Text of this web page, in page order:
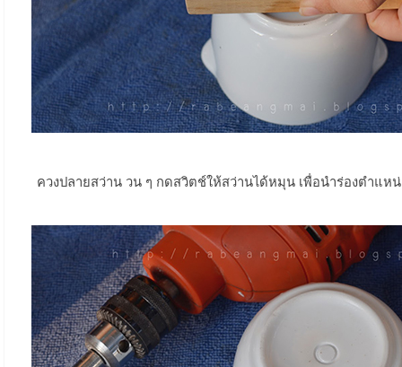
ควงปลายสว่าน วน ๆ กดสวิตช์ให้สว่านได้หมุน เพื่อนำร่องตำแหน่